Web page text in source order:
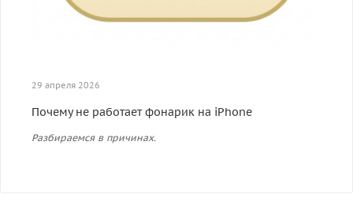
29 апреля 2026
Почему не работает фонарик на iPhone
Разбираемся в причинах.